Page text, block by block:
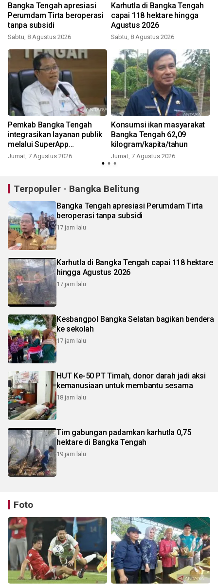
Bangka Tengah apresiasi
Perumdam Tirta beroperasi
tanpa subsidi
Sabtu, 8 Agustus 2026
Karhutla di Bangka Tengah
capai 118 hektare hingga
Agustus 2026
Sabtu, 8 Agustus 2026
Pemkab Bangka Tengah
integrasikan layanan publik
melalui SuperApp
BEDULANG
Jumat, 7 Agustus 2026
Konsumsi ikan masyarakat
Bangka Tengah 62,09
kilogram/kapita/tahun
Jumat, 7 Agustus 2026
Terpopuler - Bangka Belitung
Bangka Tengah apresiasi Perumdam Tirta
beroperasi tanpa subsidi
17 jam lalu
Karhutla di Bangka Tengah capai 118 hektare
hingga Agustus 2026
17 jam lalu
Kesbangpol Bangka Selatan bagikan bendera
ke sekolah
17 jam lalu
HUT Ke-50 PT Timah, donor darah jadi aksi
kemanusiaan untuk membantu sesama
18 jam lalu
Tim gabungan padamkan karhutla 0,75
hektare di Bangka Tengah
19 jam lalu
Foto